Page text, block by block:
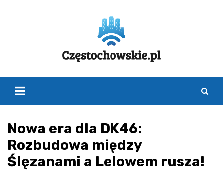
Nowa era dla DK46:
Rozbudowa między
Ślęzanami a Lelowem rusza!